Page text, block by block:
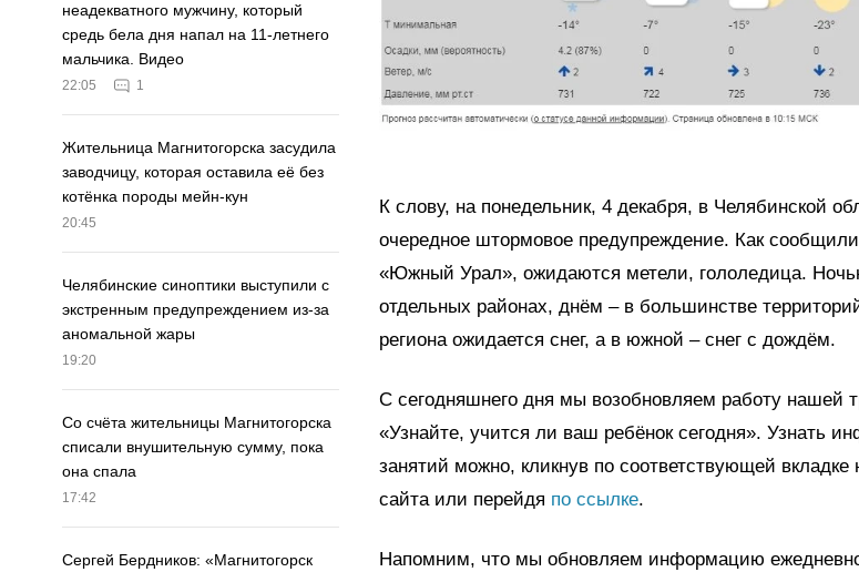
неадекватного мужчину, который
средь бела дня напал на 11-летнего
мальчика. Видео
22:05 1
Жительница Магнитогорска засудила
заводчицу, которая оставила её без
котёнка породы мейн-кун
20:45
Челябинские синоптики выступили с
экстренным предупреждением из-за
аномальной жары
19:20
Со счёта жительницы Магнитогорска
списали внушительную сумму, пока
она спала
17:42
Сергей Бердников: «Магнитогорск
К слову, на понедельник, 4 декабря, в Челябинской
очередное штормовое предупреждение. Как
«Южный Урал», ожидаются метели, гололедица.
отдельных районах, днём – в большинстве
региона ожидается снег, а в южной – снег с дождём.
С сегодняшнего дня мы возобновляем работу нашей
«Узнайте, учится ли ваш ребёнок сегодня». Узнать
занятий можно, кликнув по соответствующей вкладке
сайта или перейдя по ссылке.
Напомним, что мы обновляем информацию